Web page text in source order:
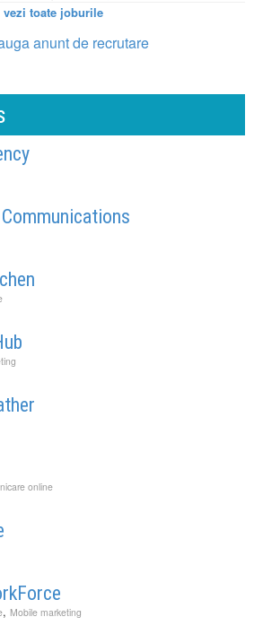
vezi toate joburile
anunt de recrutare
online
, Mobile marketing